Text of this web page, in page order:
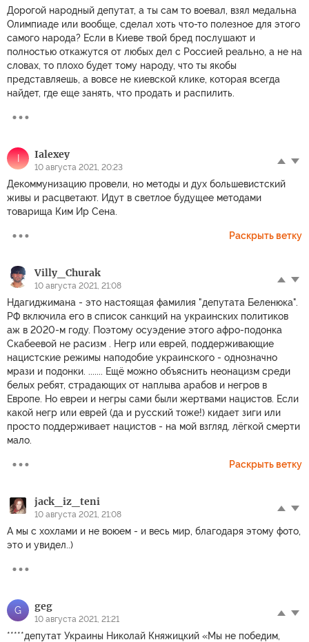
Дорогой народный депутат, а ты сам то воевал, взял медальна
Олимпиаде или вообще, сделал хоть что-то полезное для этого
самого народа? Если в Киеве твой бред послушают и
полностью откажутся от любых дел с Россией реально, а не на
словах, то плохо будет тому народу, что ты якобы
представляешь, а вовсе не киевской клике, которая всегда
найдет, где еще занять, что продать и распилить.
I Ialexey
10 августа 2021, 20:23
Декоммунизацию провели, но методы и дух большевистский
живы и расцветают. Идут в светлое будущее методами
товарища Ким Ир Сена.
Раскрыть ветку
Villy_Churak
10 августа 2021, 21:08
Ндагиджимана - это настоящая фамилия "депутата Беленюка".
РФ включила его в список санкций на украинских политиков
аж в 2020-м году. Поэтому осуэдение этого афро-подонка
Скабеевой не расизм . Негр или еврей, поддерживающие
нацистские режимы наподобие украинского - однозначно
мрази и подонки. ....... Ещё можно объяснить неонацизм среди
белых ребят, страдающих от наплыва арабов и негров в
Европе. Но евреи и негры сами были жертвами нацистов. Если
какой негр или еврей (да и русский тоже!) кидает зиги или
просто поддерживает нацистов - на мой взгляд, лёгкой смерти
мало.
Раскрыть ветку
jack_iz_teni
10 августа 2021, 21:08
А мы с хохлами и не воюем - и весь мир, благодаря этому фото,
это и увидел..)
G geg
10 августа 2021, 21:21
*****депутат Украины Николай Княжицкий «Мы не победим,